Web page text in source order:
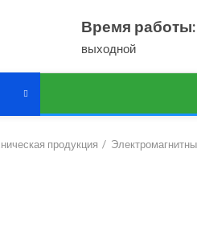
Время работы:
выходной
продукция